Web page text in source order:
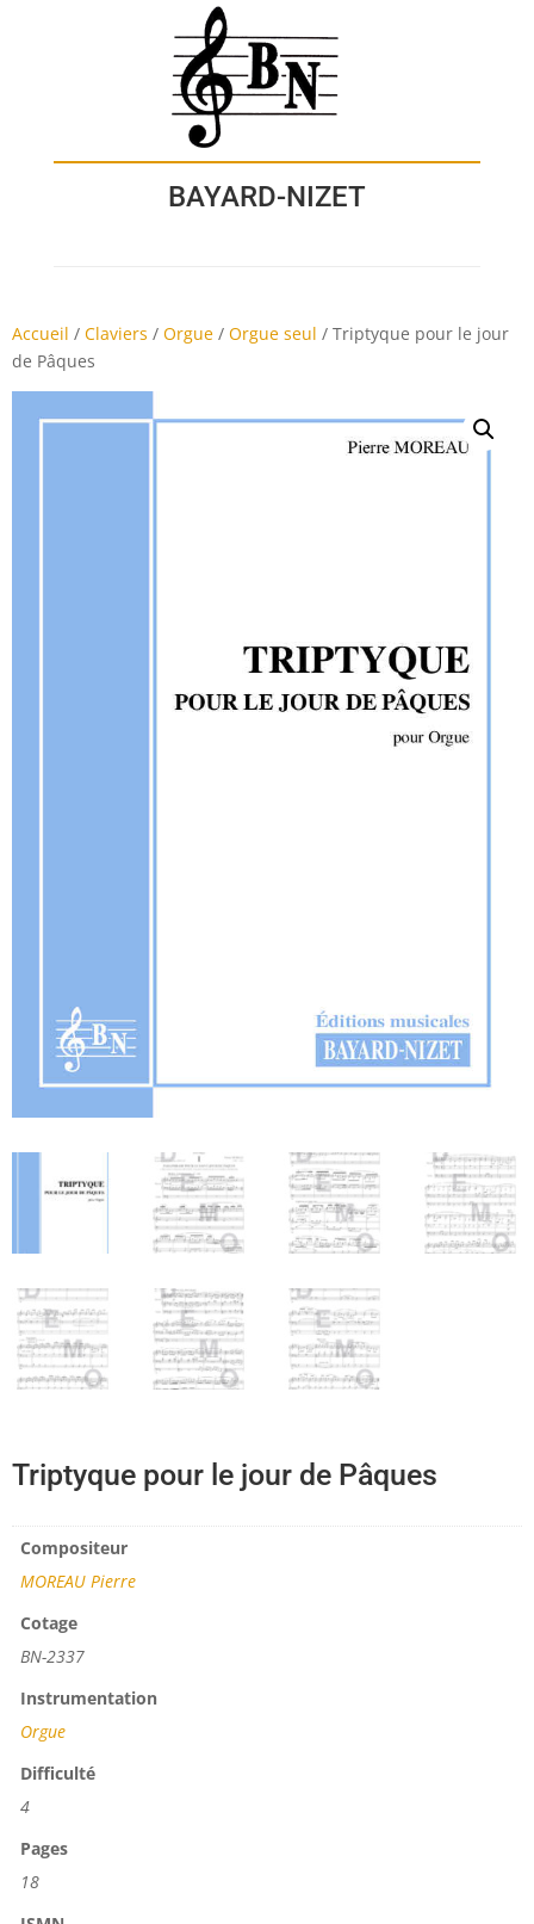
BAYARD-NIZET
Accueil / Claviers / Orgue / Orgue seul / Triptyque pour le jour
de Pâques
Triptyque pour le jour de Pâques
Compositeur
MOREAU Pierre
Cotage
BN-2337
Instrumentation
Orgue
Difficulté
4
Pages
18